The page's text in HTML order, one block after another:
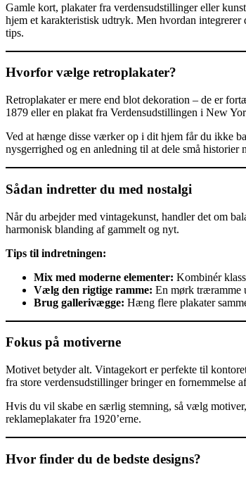
Gamle kort, plakater fra verdensudstillinger eller
hjem et karakteristisk udtryk. Men hvordan
tips.
Hvorfor vælge retroplakater?
Retroplakater er mere end blot dekoration – de er
1879 eller en plakat fra Verdensudstillingen i New
Ved at hænge disse værker op i dit hjem får du ikke
nysgerrighed og en anledning til at dele små historier
Sådan indretter du med nostalgi
Når du arbejder med vintagekunst, handler det om
harmonisk blanding af gammelt og nyt.
Tips til indretningen:
Mix med moderne elementer: Kombinér
Vælg den rigtige ramme: En mørk træramme
Brug gallerivægge: Hæng flere plakater
Fokus på motiverne
Motivet betyder alt. Vintagekort er perfekte til
fra store verdensudstillinger bringer en fornemmelse
Hvis du vil skabe en særlig stemning, så vælg
reklameplakater fra 1920’erne.
Hvor finder du de bedste designs?